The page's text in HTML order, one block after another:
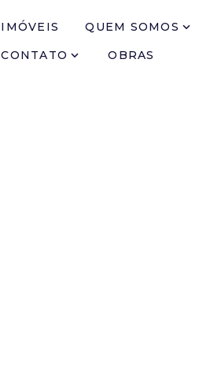
IMÓVEIS QUEM SOMOS
CONTATO
OBRAS